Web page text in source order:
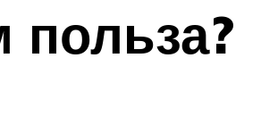
польза?